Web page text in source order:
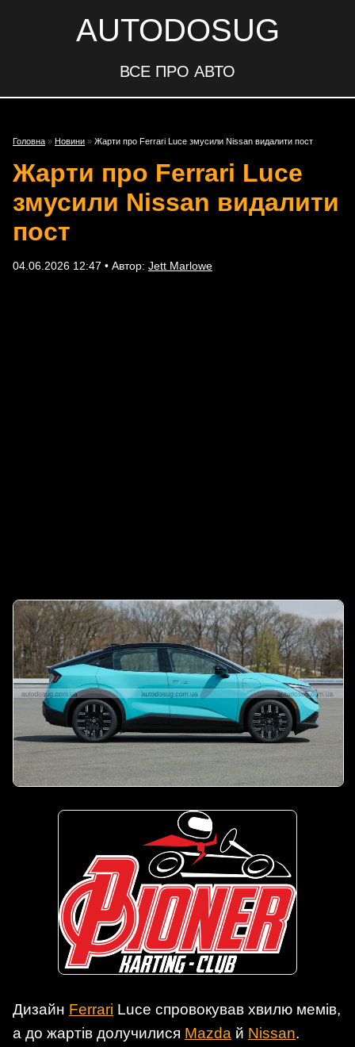
AUTODOSUG
ВСЕ ПРО АВТО
Головна » Новини » Жарти про Ferrari Luce змусили Nissan видалити пост
Жарти про Ferrari Luce
змусили Nissan видалити
пост
04.06.2026 12:47 • Автор: Jett Marlowe
Дизайн Ferrari Luce спровокував хвилю мемів,
а до жартів долучилися Mazda й Nissan.